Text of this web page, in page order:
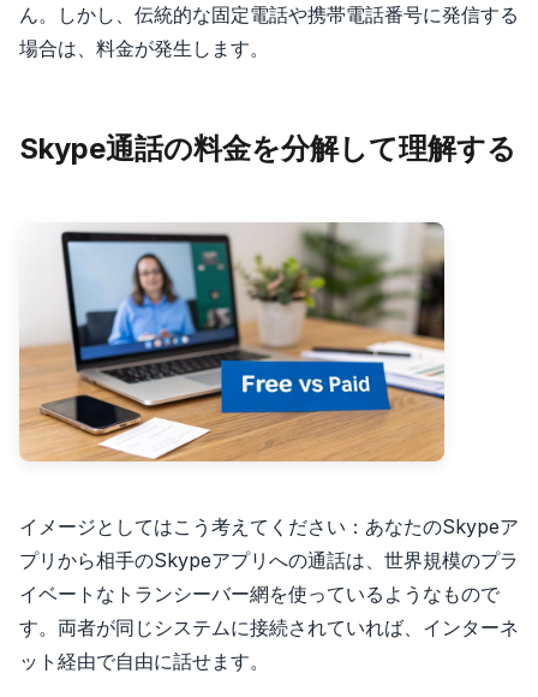
ん。しかし、伝統的な固定電話や携帯電話番号に発信する
場合は、料金が発生します。
Skype通話の料金を分解して理解する
イメージとしてはこう考えてください：あなたのSkypeア
プリから相手のSkypeアプリへの通話は、世界規模のプラ
イベートなトランシーバー網を使っているようなもので
す。両者が同じシステムに接続されていれば、インターネ
ット経由で自由に話せます。